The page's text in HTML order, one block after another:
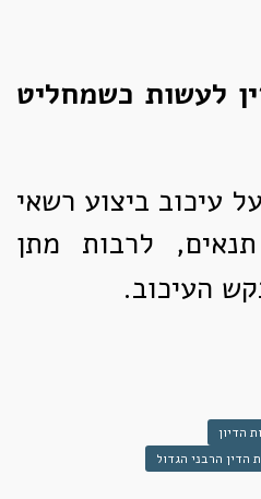
לעשות כשמחליט
עיכוב ביצוע רשאי
תנאים, לרבות מתן
העיכוב.
הדיון
הדין הרבני הגדול